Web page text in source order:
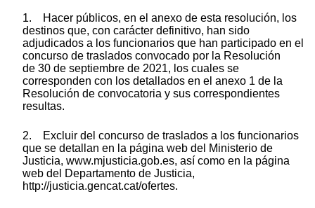
1. Hacer públicos, en el anexo de esta resolución, los
destinos que, con carácter definitivo, han sido
adjudicados a los funcionarios que han participado en el
concurso de traslados convocado por la Resolución
de 30 de septiembre de 2021, los cuales se
corresponden con los detallados en el anexo 1 de la
Resolución de convocatoria y sus correspondientes
resultas.
2. Excluir del concurso de traslados a los funcionarios
que se detallan en la página web del Ministerio de
Justicia, www.mjusticia.gob.es, así como en la página
web del Departamento de Justicia,
http://justicia.gencat.cat/ofertes.